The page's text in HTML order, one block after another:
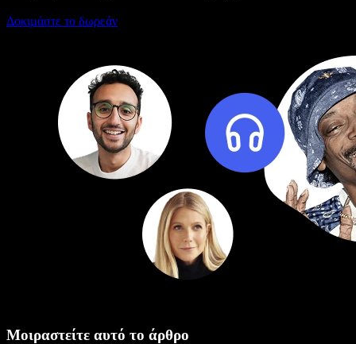
Δοκιμάστε το δωρεάν
Μοιραστείτε αυτό το άρθρο